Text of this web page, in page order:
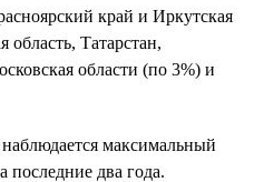
край и Иркутская
область, Татарстан,
области (по 3%) и
максимальный
последние два года.